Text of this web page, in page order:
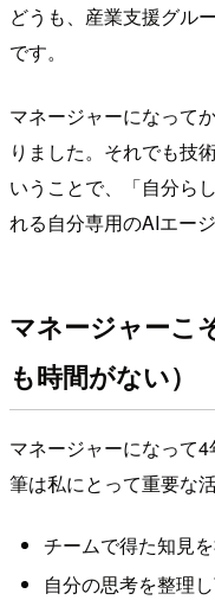
どうも、産業支援グル
です。
マネージャーになって
りました。それでも技
いうことで、「自分ら
れる自分専用のAIエー
マネージャーこ
も時間がない）
マネージャーになって
筆は私にとって重要な
チームで得た知見
自分の思考を整理